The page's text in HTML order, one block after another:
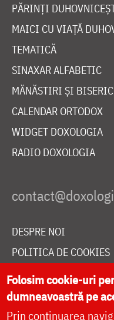
PĂRINȚI
MAICI CU VIAȚĂ
TEMATICĂ
SINAXAR ALFABETIC
MĂNĂSTIRI ȘI
CALENDAR ORTODOX
WIDGET DOXOLOGIA
RADIO DOXOLOGIA
DESPRE NOI
POLITICA DE COOKIES
DONEAZĂ ONLINE
LIVE
Folosim cookie-uri
dumneavoastră pe
Prin continuarea